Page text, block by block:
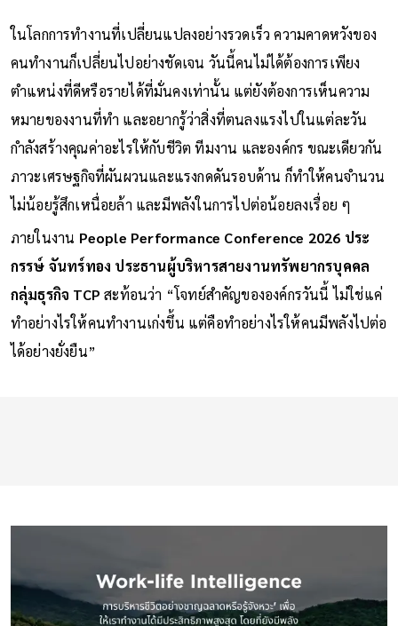
ในโลกการทำงานที่เปลี่ยนแปลงอย่างรวดเร็ว ความคาดหวังของ
คนทำงานก็เปลี่ยนไปอย่างชัดเจน วันนี้คนไม่ได้ต้องการเพียง
ตำแหน่งที่ดีหรือรายได้ที่มั่นคงเท่านั้น แต่ยังต้องการเห็นความ
หมายของงานที่ทำ และอยากรู้ว่าสิ่งที่ตนลงแรงไปในแต่ละวัน
กำลังสร้างคุณค่าอะไรให้กับชีวิต ทีมงาน และองค์กร ขณะเดียวกัน
ภาวะเศรษฐกิจที่ผันผวนและแรงกดดันรอบด้าน ก็ทำให้คนจำนวน
ไม่น้อยรู้สึกเหนื่อยล้า และมีพลังในการไปต่อน้อยลงเรื่อย ๆ
ภายในงาน People Performance Conference 2026 ประ
กรรษ์ จันทร์ทอง ประธานผู้บริหารสายงานทรัพยากรบุคคล
กลุ่มธุรกิจ TCPสะท้อนว่า “โจทย์สำคัญขององค์กรวันนี้ ไม่ใช่แค่
ทำอย่างไรให้คนทำงานเก่งขึ้น แต่คือทำอย่างไรให้คนมีพลังไปต่อ
ได้อย่างยั่งยืน”